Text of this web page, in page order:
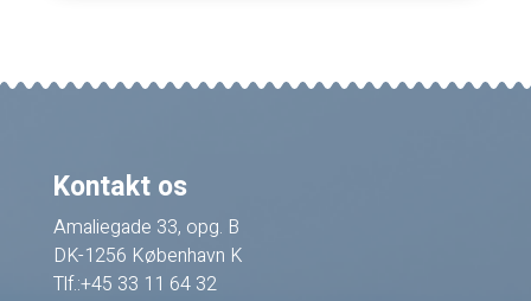
Kontakt os
Amaliegade 33, opg. B
DK-1256 København K
Tlf.:+45 33 11 64 32